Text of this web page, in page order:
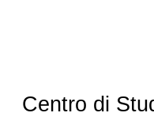
Centro di